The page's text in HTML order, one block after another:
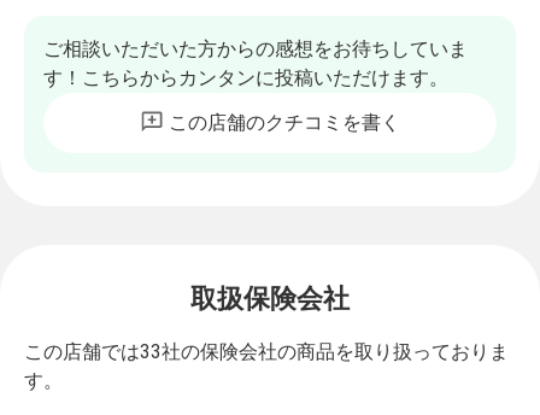
ご相談いただいた方からの感想をお待ちしていま
す！こちらからカンタンに投稿いただけます。
この店舗のクチコミを書く
取扱保険会社
この店舗では33社の保険会社の商品を取り扱っておりま
す。